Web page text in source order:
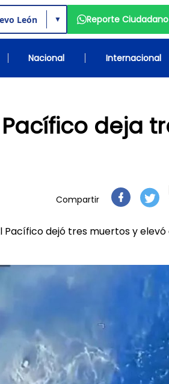
▼ Reporte Ciudadano
Nacional Internacional
deja
Compartir
dejó tres muertos y elevó